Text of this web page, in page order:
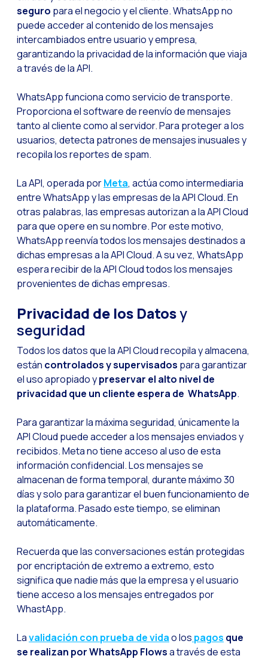
Atención al cliente
Evolución del e-
El impacto de la
Meta AI: el
Inteligencia Artificial
El ecosistema de
Construyendo la
Atención al cliente:
Cómo medir el éxito
Las nuevas
Los leads en la mira
¿Qué tan
Desafíos del
Inteligencia
Automatiza la
Optimiza tu atención
Innovando en la
Agiliza tus
Acercando a las
Recuperando
seguro para el negocio y el cliente. WhatsApp no
puede acceder al contenido de los mensajes
intercambiados entre usuario y empresa,
garantizando la privacidad de la información que viaja
a través de la API.
WhatsApp funciona como servicio de transporte.
Proporciona el software de reenvío de mensajes
tanto al cliente como al servidor. Para proteger a los
usuarios, detecta patrones de mensajes inusuales y
recopila los reportes de spam.
La API, operada porMeta, actúa como intermediaria
entre WhatsApp y las empresas de la API Cloud. En
otras palabras, las empresas autorizan a la API Cloud
para que opere en su nombre. Por este motivo,
WhatsApp reenvía todos los mensajes destinados a
dichas empresas a la API Cloud. A su vez, WhatsApp
espera recibir de la API Cloud todos los mensajes
provenientes de dichas empresas.
Privacidad de los Datosy
seguridad
Todos los datos que la API Cloud recopila y almacena,
están controlados y supervisados para garantizar
el uso apropiado ypreservar el alto nivel de
privacidad que un cliente espera de WhatsApp.
Para garantizar la máxima seguridad, únicamente la
API Cloud puede acceder a los mensajes enviados y
recibidos. Meta no tiene acceso al uso de esta
información confidencial. Los mensajes se
almacenan de forma temporal, durante máximo 30
días y solo para garantizar el buen funcionamiento de
la plataforma. Pasado este tiempo, se eliminan
automáticamente.
Recuerda que las conversaciones están protegidas
por encriptación de extremo a extremo, esto
significa que nadie más que la empresa y el usuario
tiene acceso a los mensajes entregados por
WhastApp.
Lavalidación con prueba de vidao los pagos que
se realizan por WhatsApp Flowsa través de esta